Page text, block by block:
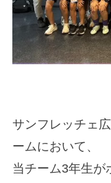
サンフレッチェ
ームにおいて、
当チーム3年生が